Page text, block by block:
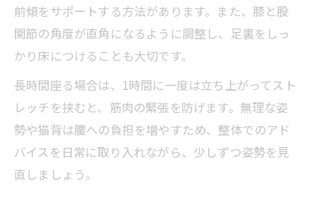
前傾をサポートする方法があります。また、膝と股
関節の角度が直角になるように調整し、足裏をしっ
かり床につけることも大切です。
長時間座る場合は、1時間に一度は立ち上がってスト
レッチを挟むと、筋肉の緊張を防げます。無理な姿
勢や猫背は腰への負担を増やすため、整体でのアド
バイスを日常に取り入れながら、少しずつ姿勢を見
直しましょう。